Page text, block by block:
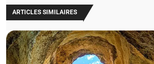
ARTICLES SIMILAIRES